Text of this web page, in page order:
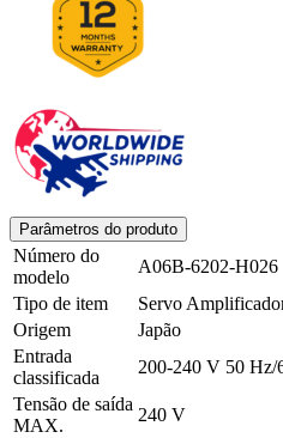
Parâmetros do produto
Número do
modelo
A06B-6202-H026
Tipo de item
Servo
Origem
Japão
Entrada
classificada
200-240 V 50 Hz/
Tensão de saída
MAX.
240 V